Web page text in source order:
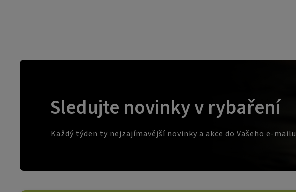
Sledujte novinky v rybaření
Každý týden ty nejzajímavější novinky a akce do Vašeho e-mailu